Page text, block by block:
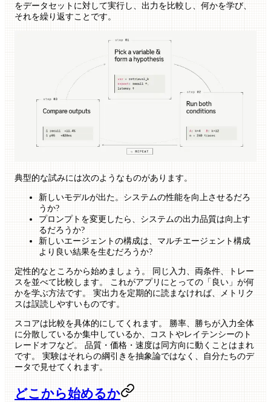
をデータセットに対して実行し、出力を比較し、何かを学び、
それを繰り返すことです。
典型的な試みには次のようなものがあります。
新しいモデルが出た。システムの性能を向上させるだろ
うか?
プロンプトを変更したら、システムの出力品質は向上す
るだろうか?
新しいエージェントの構成は、マルチエージェント構成
より良い結果を生むだろうか?
定性的なところから始めましょう。 同じ入力、両条件、トレー
スを並べて比較します。 これがアプリにとっての「良い」が何
かを学ぶ方法です。 実出力を定期的に読まなければ、メトリク
スは誤読しやすいものです。
スコアは比較を具体的にしてくれます。 勝率、勝ちが入力全体
に分散しているか集中しているか、コストやレイテンシーのト
レードオフなど。 品質・価格・速度は同方向に動くことはまれ
です。 実験はそれらの綱引きを抽象論ではなく、自分たちのデ
ータで見せてくれます。
どこから始めるか